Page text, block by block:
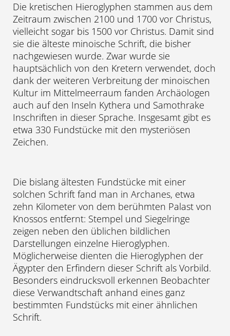
Die kretischen Hieroglyphen stammen aus dem
Zeitraum zwischen 2100 und 1700 vor Christus,
vielleicht sogar bis 1500 vor Christus. Damit sind
sie die älteste minoische Schrift, die bisher
nachgewiesen wurde. Zwar wurde sie
hauptsächlich von den Kretern verwendet, doch
dank der weiteren Verbreitung der minoischen
Kultur im Mittelmeerraum fanden Archäologen
auch auf den Inseln Kythera und Samothrake
Inschriften in dieser Sprache. Insgesamt gibt es
etwa 330 Fundstücke mit den mysteriösen
Zeichen.
Die bislang ältesten Fundstücke mit einer
solchen Schrift fand man in Archanes, etwa
zehn Kilometer von dem berühmten Palast von
Knossos entfernt: Stempel und Siegelringe
zeigen neben den üblichen bildlichen
Darstellungen einzelne Hieroglyphen.
Möglicherweise dienten die Hieroglyphen der
Ägypter den Erfindern dieser Schrift als Vorbild.
Besonders eindrucksvoll erkennen Beobachter
diese Verwandtschaft anhand eines ganz
bestimmten Fundstücks mit einer ähnlichen
Schrift.